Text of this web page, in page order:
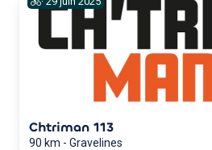
Chtriman 113
90 km - Gravelines